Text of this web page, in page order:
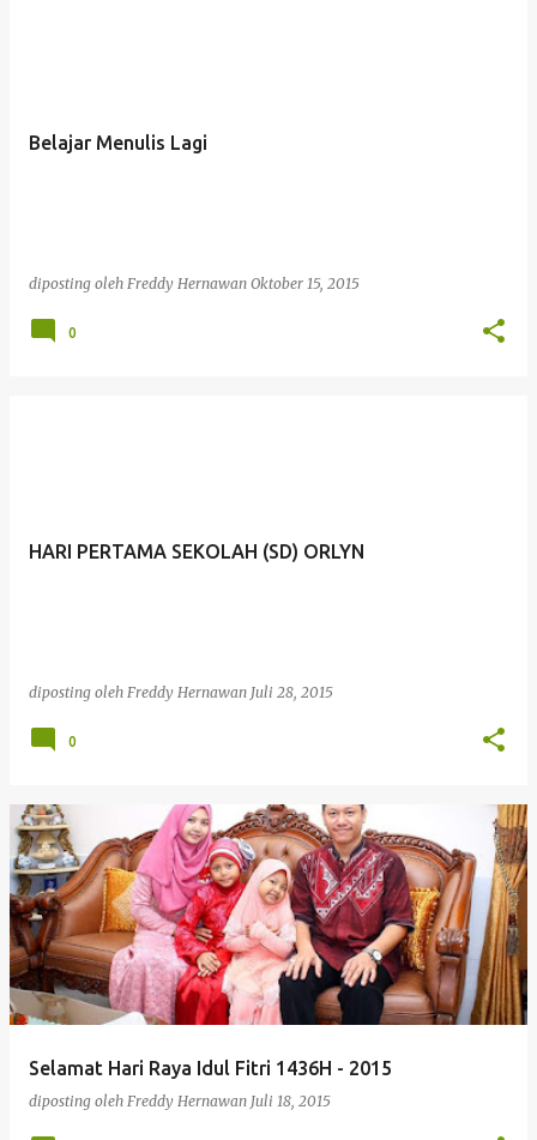
Belajar Menulis Lagi
diposting oleh Freddy Hernawan Oktober 15, 2015
0
HARI PERTAMA SEKOLAH (SD) ORLYN
diposting oleh Freddy Hernawan Juli 28, 2015
0
Selamat Hari Raya Idul Fitri 1436H - 2015
diposting oleh Freddy Hernawan Juli 18, 2015